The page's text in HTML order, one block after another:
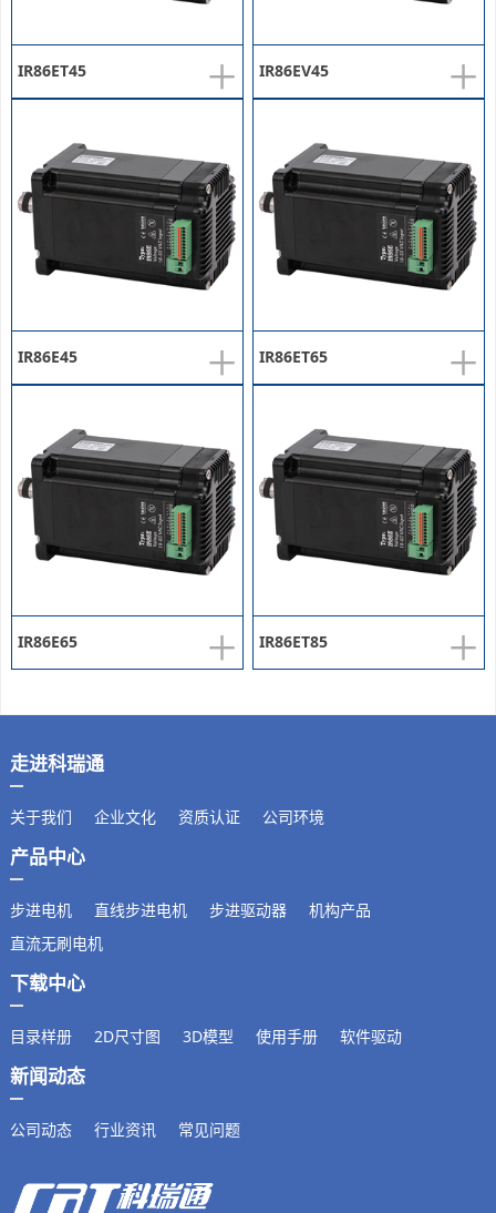
+
IR86ET45 +
IR86EV45
+
IR86E45 +
IR86ET65
+
IR86E65 +
IR86ET85
走进科瑞通
关于我们 企业文化 资质认证 公司环境
产品中心
步进电机 直线步进电机 步进驱动器
机构产品
直流无刷电机
下载中心
目录样册 2D尺寸图 3D模型 使用手册 软件驱动
新闻动态
公司动态 行业资讯 常见问题